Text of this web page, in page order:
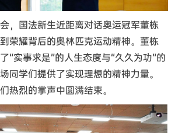
，国法新生近距离对话奥运冠军董栋
荣耀背后的奥林匹克运动精神。董栋
“实事求是”的人生态度与“久久为功”的
同学们提供了实现理想的精神力量。
热烈的掌声中圆满结束。